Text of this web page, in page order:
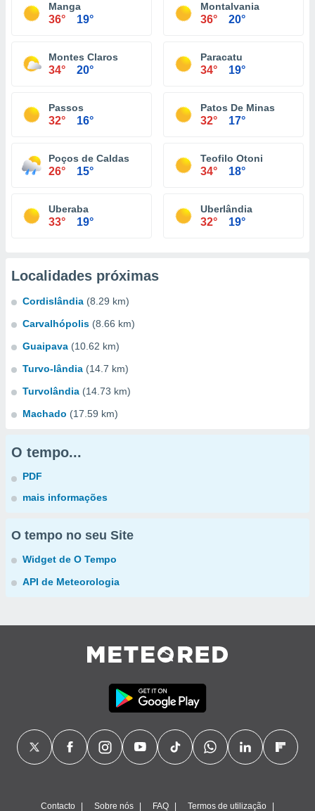
Manga
36° 19°
Montalvania
36° 20°
Montes Claros
34° 20°
Paracatu
34° 19°
Passos
32° 16°
Patos De Minas
32° 17°
Poços de Caldas
26° 15°
Teofilo Otoni
34° 18°
Uberaba
33° 19°
Uberlândia
32° 19°
Localidades próximas
Cordislândia (8.29 km)
Carvalhópolis (8.66 km)
Guaipava (10.62 km)
Turvo-lândia (14.7 km)
Turvolândia (14.73 km)
Machado (17.59 km)
O tempo...
PDF
mais informações
O tempo no seu Site
Widget de O Tempo
API de Meteorologia
Contacto Sobre nós FAQ Termos de utilização